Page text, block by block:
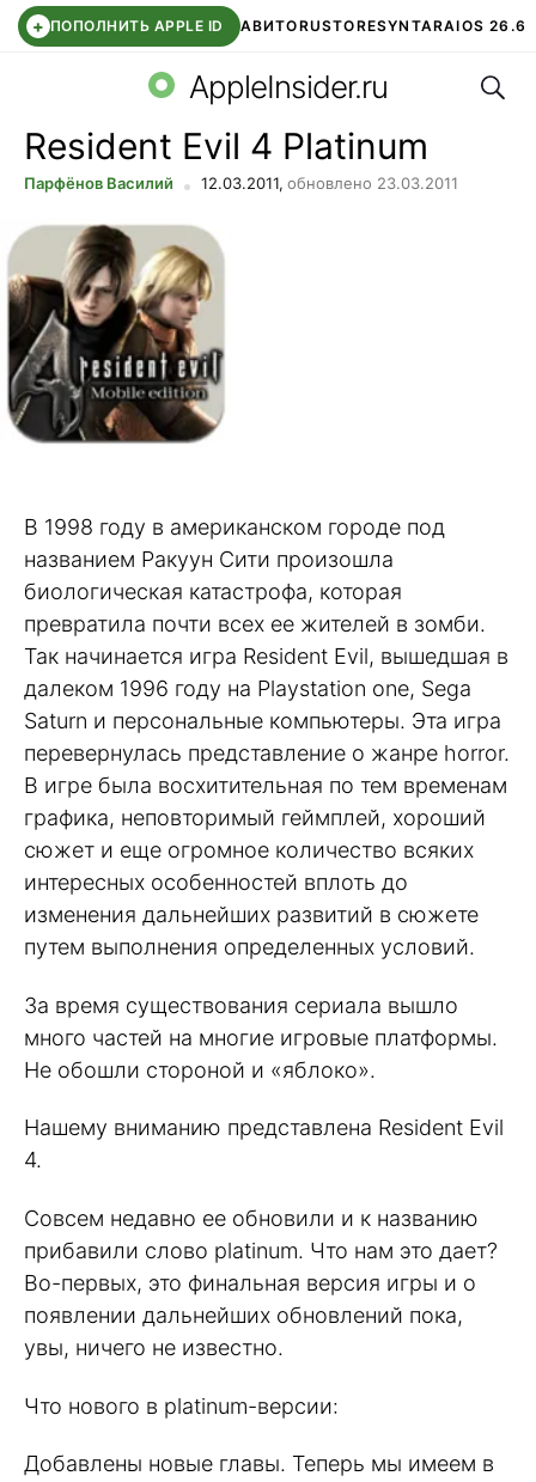
+ ПОПОЛНИТЬ APPLE ID АВИТОRUSTORESYNTARAIOS 26.6
СБЕР КИДС ЧАТ ROBLOXВТБ ОНЛАЙН
AppleInsider.ru
Resident Evil 4 Platinum
Парфёнов Василий 12.03.2011, обновлено 23.03.2011
В 1998 году в американском городе под
названием Ракуун Сити произошла
биологическая катастрофа, которая
превратила почти всех ее жителей в зомби.
Так начинается игра Resident Evil, вышедшая в
далеком 1996 году на Playstation one, Sega
Saturn и персональные компьютеры. Эта игра
перевернулась представление о жанре horror.
В игре была восхитительная по тем временам
графика, неповторимый геймплей, хороший
сюжет и еще огромное количество всяких
интересных особенностей вплоть до
изменения дальнейших развитий в сюжете
путем выполнения определенных условий.
За время существования сериала вышло
много частей на многие игровые платформы.
Не обошли стороной и «яблоко».
Нашему вниманию представлена Resident Evil
4.
Совсем недавно ее обновили и к названию
прибавили слово platinum. Что нам это дает?
Во-первых, это финальная версия игры и о
появлении дальнейших обновлений пока,
увы, ничего не известно.
Что нового в platinum-версии:
Добавлены новые главы. Теперь мы имеем в